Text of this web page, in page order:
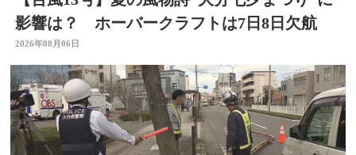
影響は？ ホーバークラフトは7日8日欠航
2026年08月06日